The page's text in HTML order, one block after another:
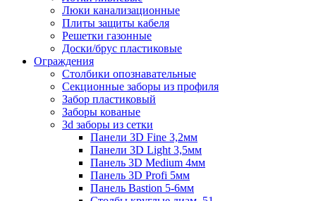
Люки канализационные
Плиты защиты кабеля
Решетки газонные
Доски/брус пластиковые
Ограждения
Столбики опознавательные
Секционные заборы из профиля
Забор пластиковый
Заборы кованые
3d заборы из сетки
Панели 3D Fine 3,2мм
Панели 3D Light 3,5мм
Панель 3D Medium 4мм
Панель 3D Profi 5мм
Панель Bastion 5-6мм